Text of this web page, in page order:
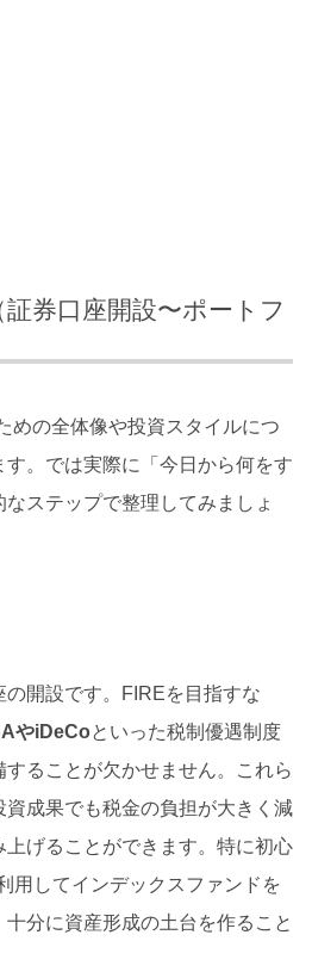
券口座開設〜ポートフ
めの全体像や投資スタイルにつ
。では実際に「今日から何をす
ステップで整理してみましょ
開設です。FIREを目指すな
やiDeCoといった税制優遇制度
ることが欠かせません。これら
成果でも税金の負担が大きく減
上げることができます。特に初心
用してインデックスファンドを
分に資産形成の土台を作ること